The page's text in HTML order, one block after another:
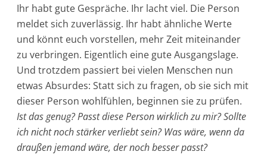
Ihr habt gute Gespräche. Ihr lacht viel. Die Person
meldet sich zuverlässig. Ihr habt ähnliche Werte
und könnt euch vorstellen, mehr Zeit miteinander
zu verbringen. Eigentlich eine gute Ausgangslage.
Und trotzdem passiert bei vielen Menschen nun
etwas Absurdes: Statt sich zu fragen, ob sie sich mit
dieser Person wohlfühlen, beginnen sie zu prüfen.
Ist das genug? Passt diese Person wirklich zu mir? Sollte
ich nicht noch stärker verliebt sein? Was wäre, wenn da
draußen jemand wäre, der noch besser passt?